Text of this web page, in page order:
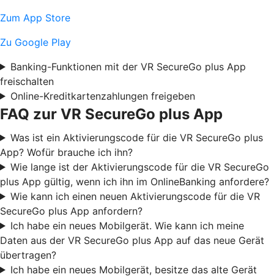
Zum App Store
Zu Google Play
Banking-Funktionen mit der VR SecureGo plus App
freischalten
Online-Kreditkartenzahlungen freigeben
FAQ zur VR SecureGo plus App
Was ist ein Aktivierungscode für die VR SecureGo plus
App? Wofür brauche ich ihn?
Wie lange ist der Aktivierungscode für die VR SecureGo
plus App gültig, wenn ich ihn im OnlineBanking anfordere?
Wie kann ich einen neuen Aktivierungscode für die VR
SecureGo plus App anfordern?
Ich habe ein neues Mobilgerät. Wie kann ich meine
Daten aus der VR SecureGo plus App auf das neue Gerät
übertragen?
Ich habe ein neues Mobilgerät, besitze das alte Gerät